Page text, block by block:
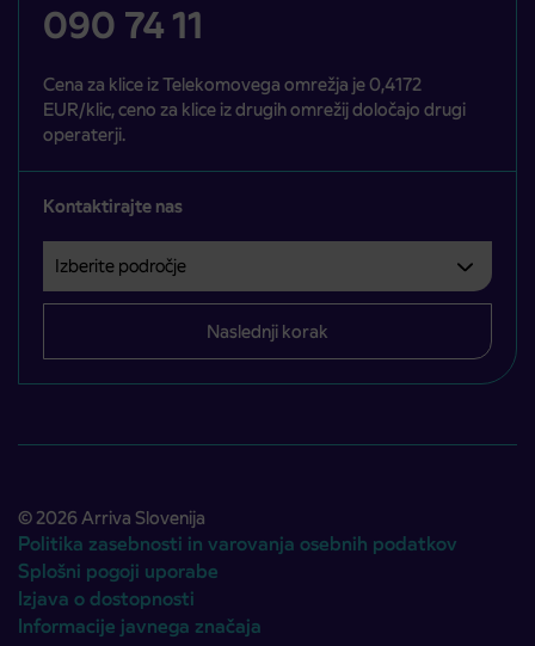
090 74 11
Cena za klice iz Telekomovega omrežja je 0,4172
EUR/klic, ceno za klice iz drugih omrežij določajo drugi
operaterji.
Kontaktirajte nas
Izberite področje
Področje je obvezno izbrati.
Naslednji korak
© 2026 Arriva Slovenija
Politika zasebnosti in varovanja osebnih podatkov
Splošni pogoji uporabe
Izjava o dostopnosti
Informacije javnega značaja